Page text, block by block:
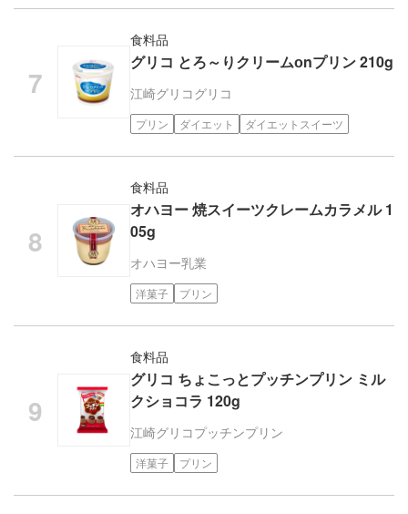
食料品
グリコ とろ～りクリームоnプリン 210g
江崎グリコグリコ
プリン ダイエット ダイエットスイーツ
食料品
オハヨー 焼スイーツクレームカラメル 1
05g
オハヨー乳業
洋菓子 プリン
食料品
グリコ ちょこっとプッチンプリン ミル
クショコラ 120g
江崎グリコプッチンプリン
洋菓子 プリン